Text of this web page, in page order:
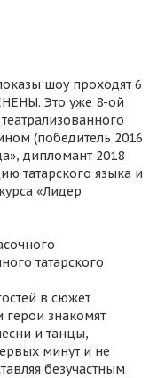
шоу проходят 6
Это уже 8-ой
(победитель 2016
дипломант 2018
татарского языка и
«Лидер
татарского
в сюжет
герои знакомят
и танцы,
минут и не
безучастным